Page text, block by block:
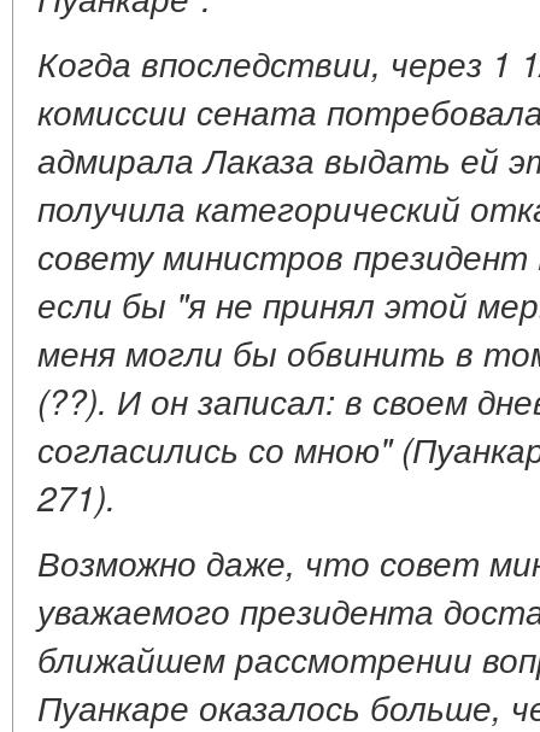
Когда впоследствии, через 1
комиссии сената
адмирала Лаказа выдать ей
получила категорический
совету министров
если бы "я не принял этой
меня могли бы обвинить в
(??). И он записал: в своем
согласились со мною"
271).
Возможно даже, что совет
уважаемого президента
ближайшем рассмотрении
Пуанкаре оказалось больше,